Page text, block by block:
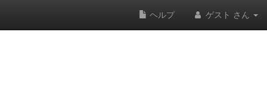
ヘルプ ゲスト さん